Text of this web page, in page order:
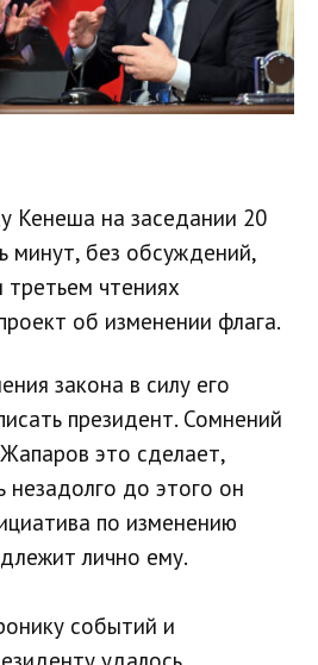
Кенеша на заседании 20
минут, без обсуждений,
третьем чтениях
об изменении флага.
закона в силу его
президент. Сомнений
это сделает,
незадолго до этого он
по изменению
лично ему.
событий и